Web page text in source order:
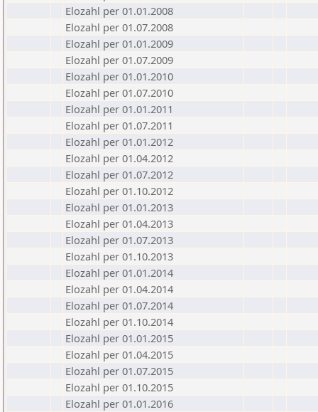
Elozahl per 01.01.2008
Elozahl per 01.07.2008
Elozahl per 01.01.2009
Elozahl per 01.07.2009
Elozahl per 01.01.2010
Elozahl per 01.07.2010
Elozahl per 01.01.2011
Elozahl per 01.07.2011
Elozahl per 01.01.2012
Elozahl per 01.04.2012
Elozahl per 01.07.2012
Elozahl per 01.10.2012
Elozahl per 01.01.2013
Elozahl per 01.04.2013
Elozahl per 01.07.2013
Elozahl per 01.10.2013
Elozahl per 01.01.2014
Elozahl per 01.04.2014
Elozahl per 01.07.2014
Elozahl per 01.10.2014
Elozahl per 01.01.2015
Elozahl per 01.04.2015
Elozahl per 01.07.2015
Elozahl per 01.10.2015
Elozahl per 01.01.2016